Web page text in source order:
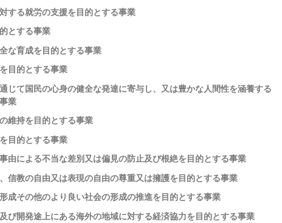
する就労の支援を目的とする事業
とする事業
な育成を目的とする事業
目的とする事業
じて国民の心身の健全な発達に寄与し、又は豊かな人間性を涵養する
業
維持を目的とする事業
目的とする事業
由による不当な差別又は偏見の防止及び根絶を目的とする事業
信教の自由又は表現の自由の尊重又は擁護を目的とする事業
成その他のより良い社会の形成の推進を目的とする事業
び開発途上にある海外の地域に対する経済協力を目的とする事業